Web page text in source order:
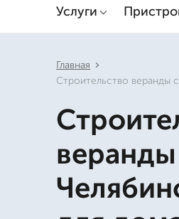
Услуги
Главная
Строительство веранды